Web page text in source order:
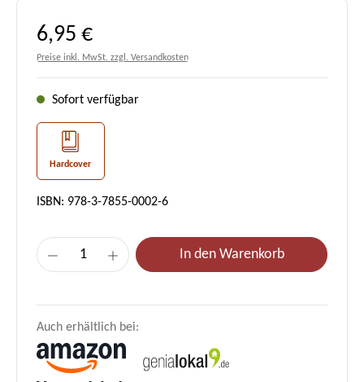
Regulärer Preis:
6,95 €
Preise inkl. MwSt. zzgl. Versandkosten
Sofort verfügbar
Hardcover
ISBN: 978-3-7855-0002-6
Produkt Anzahl: Gib den gewünschten
In den Warenkorb
Auch erhältlich bei: